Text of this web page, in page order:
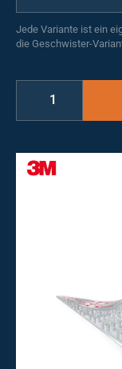
Jede Variante ist ein
die Geschwister-